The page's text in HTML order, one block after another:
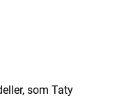
som Taty